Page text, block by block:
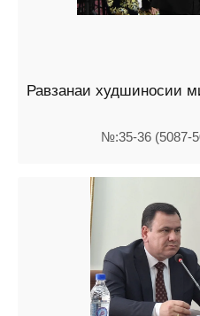
Равзанаи худшиносии
№:35-36 (5087-